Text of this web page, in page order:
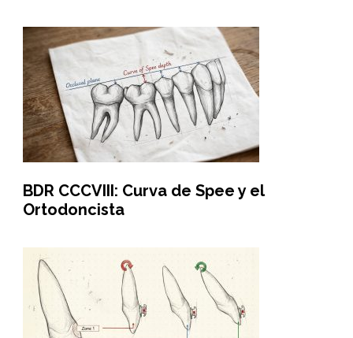
BDR CCCVIII: Curva de Spee y el
Ortodoncista